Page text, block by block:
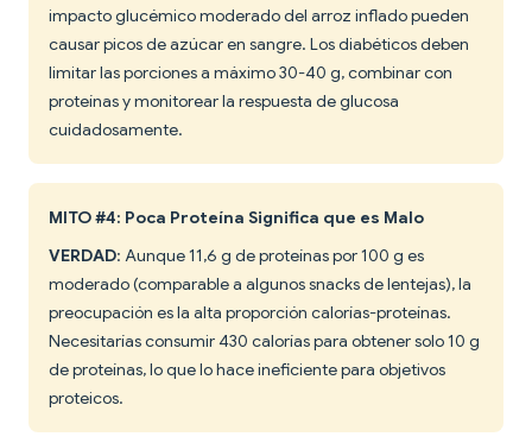
impacto glucémico moderado del arroz inflado pueden
causar picos de azúcar en sangre. Los diabéticos deben
limitar las porciones a máximo 30-40 g, combinar con
proteínas y monitorear la respuesta de glucosa
cuidadosamente.
MITO #4: Poca Proteína Significa que es Malo
VERDAD: Aunque 11,6 g de proteínas por 100 g es
moderado (comparable a algunos snacks de lentejas), la
preocupación es la alta proporción calorías-proteínas.
Necesitarías consumir 430 calorías para obtener solo 10 g
de proteínas, lo que lo hace ineficiente para objetivos
proteicos.